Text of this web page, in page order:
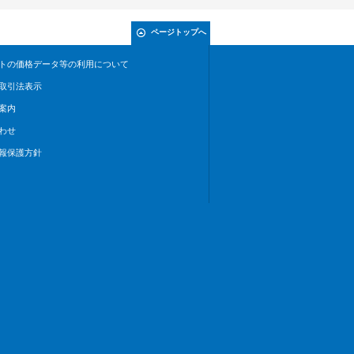
ページトップへ
の価格データ等の利用について
引法表示
内
せ
保護方針